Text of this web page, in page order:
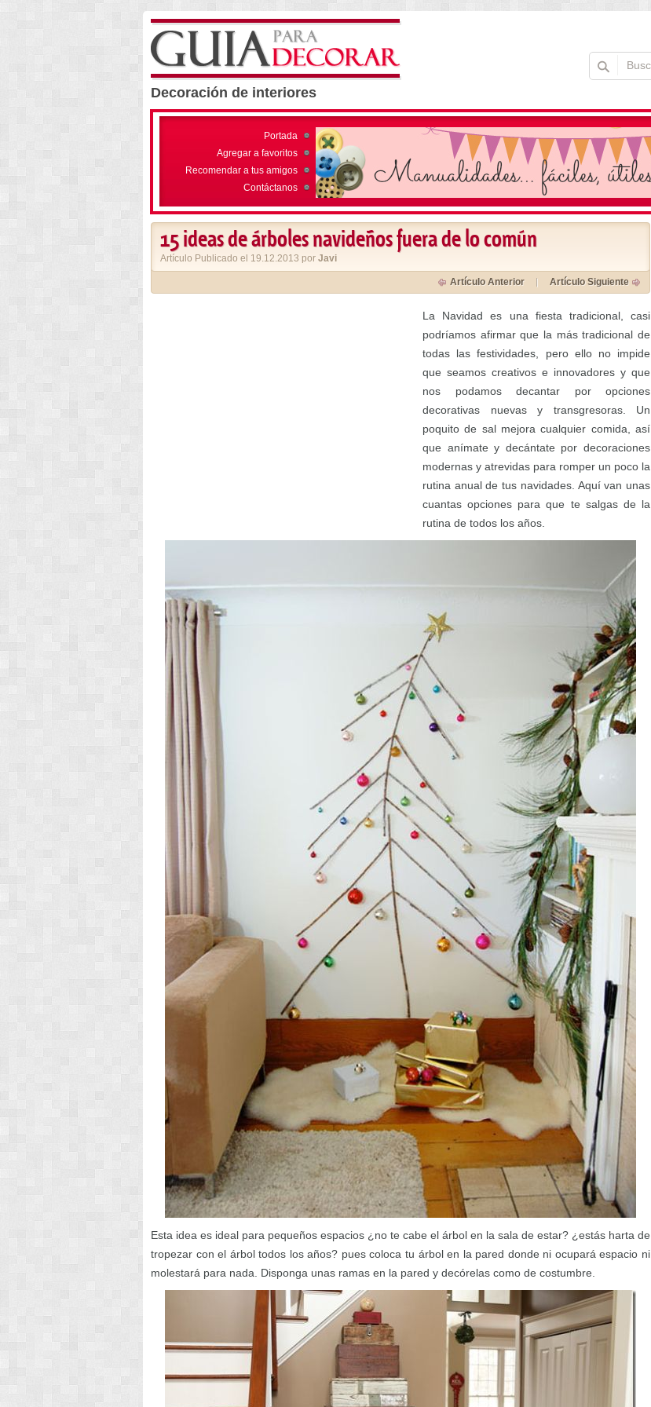
Decoración de interiores
Portada
Agregar a favoritos
Recomendar a tus amigos
Contáctanos
15 ideas de árboles navideños fuera de lo común
Artículo Publicado el 19.12.2013 por Javi
Artículo Anterior Artículo Siguiente
La Navidad es una fiesta tradicional, casi
podríamos afirmar que la más tradicional de
todas las festividades, pero ello no impide
que seamos creativos e innovadores y que
nos podamos decantar por opciones
decorativas nuevas y transgresoras. Un
poquito de sal mejora cualquier comida, así
que anímate y decántate por decoraciones
modernas y atrevidas para romper un poco la
rutina anual de tus navidades. Aquí van unas
cuantas opciones para que te salgas de la
rutina de todos los años.
Esta idea es ideal para pequeños espacios ¿no te cabe el árbol en la sala de estar? ¿estás harta de
tropezar con el árbol todos los años? pues coloca tu árbol en la pared donde ni ocupará espacio ni
molestará para nada. Disponga unas ramas en la pared y decórelas como de costumbre.